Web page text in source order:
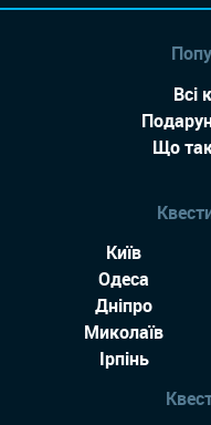
Всі
Що
Київ
Одеса
Дніпро
Миколаїв
Ірпінь